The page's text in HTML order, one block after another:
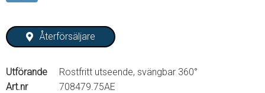
Återförsäljare
Utförande
Rostfritt utseende, svängbar 360°
Art.nr
708479.75AE